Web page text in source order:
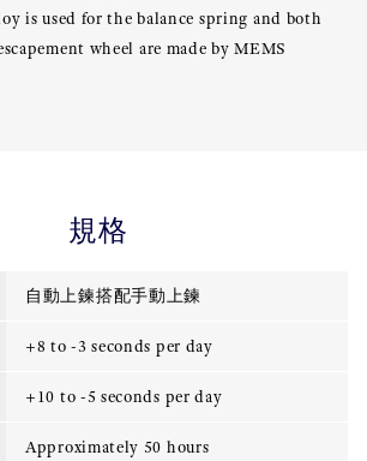
is used for the balance spring and both
wheel are made by MEMS
規格
自動上鍊搭配手動上鍊
+8 to -3 seconds per day
+10 to -5 seconds per day
Approximately 50 hours